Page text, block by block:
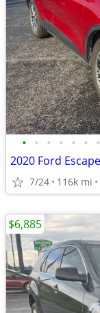
• • • • • • •
7/24 116k mi
$6,885